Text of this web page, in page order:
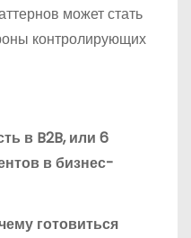
может стать
контролирующих
в B2B, или 6
в бизнес-
готовиться